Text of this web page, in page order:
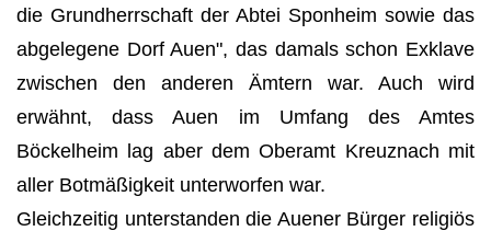
die Grundherrschaft der Abtei Sponheim sowie das
abgelegene Dorf Auen", das da­mals schon Exklave
zwischen den anderen Ämtern war. Auch wird
erwähnt, dass Auen im Umfang des Amtes
Böckelheim lag aber dem Oberamt Kreuznach mit
aller Botmäßigkeit unterworfen war.
Gleichzeitig unterstanden die Auener Bürger religiös